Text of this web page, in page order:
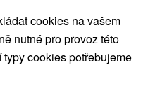
cookies na vašem
nutné pro provoz této
cookies potřebujeme